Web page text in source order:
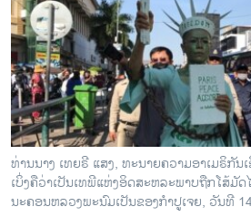
ຊຸມຊົນຊາວລາວ
ວິທະຍາສາດ-ເທັກໂນໂລຈີ
ທຸລະກິດ
ພາສາອັງກິດ
ວີດີໂອ
ສຽງ
ທ່ານ​ນາງ ​ເທຍ​ຣີ ແສງ, ທະ​ນາຍ​ຄວາມ​ອາ​ເມ​ຣິ​ກັນ​
ເບິ່ງ​ຄື​ວ່າ​ເປັນ​ເທ​ພີ​ແຫ່ງ​ອິດ​ສະ​ຫລະ​ພາບ​ຖືກ​ໂສ້ມັດ​
ນະ​ຄອນ​ຫລວງ​ພະ​ນົມ​ເປັນຂອງ​ກຳ​ປູ​ເຈຍ, ວັນ​ທີ